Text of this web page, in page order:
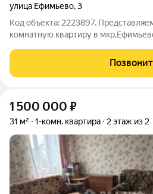
улица Ефимьево,3
Код объекта: 2223897.
комнатную квартиру в
счету заезжай и живи. Дом теплый,
центральное, соседи
1 500 000 ₽
31 м² 1-комн. квартира 2 этаж из 2